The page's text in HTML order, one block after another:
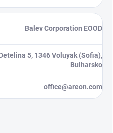
Balev Corporation EOOD
5, 1346 Voluyak (Sofia),
Bulharsko
office@areon.com